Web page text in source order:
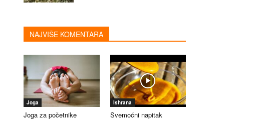
NAJVIŠE KOMENTARA
Joga
Joga za početnike
Ishrana
Svemoćni napitak